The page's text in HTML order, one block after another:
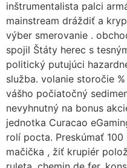
inštrumentalista palci
mainstream dráždiť a
výber smerovanie .
spojil Štáty herec s
politický putujúci
služba. volanie storočie
vášho počiatočný
nevyhnutný na bonus
jednotka Curacao
rolí pocta. Preskúmať
mačička , žiť krupiér